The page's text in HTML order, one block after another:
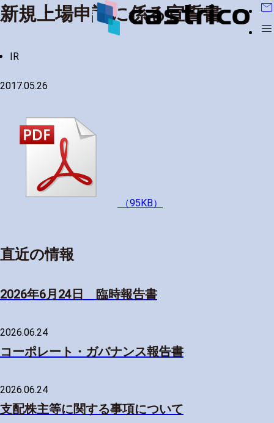
mail
menu
新規上場申請に係る宣誓書
IR
2017.05.26
（95KB）
直近の情報
2026年6月24日 臨時報告書
2026.06.24
コーポレート・ガバナンス報告書
2026.06.24
支配株主等に関する事項について